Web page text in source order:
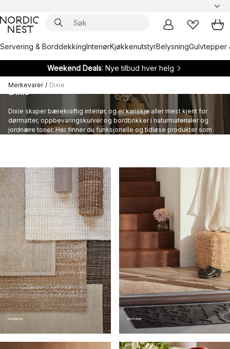
Servering & BorddekkingInteriørKjøkkenutstyrBelysningGulvtepper
Weekend Deals: Nye tilbud hver helg
Merkevarer / Dixie
Dixie
Dixie skaper bærekraftig interiør, og er kanskje aller mest kjent for
dørmatter, oppbevaringskurver og bordbrikker i naturmaterialer og
jordnære toner. Her finner du funksjonelle og tidløse produkter som
Gulvtepper Dørmatter